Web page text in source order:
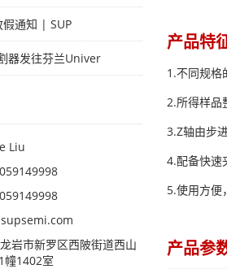
产品特
1.不同规格
2.所得样品
3.Z轴由步
4.配备快速
5.使用方便
产品参
通知 | SUP
器发往芬兰Univer
Liu
岩市新罗区西陂街道西山
幢1402室